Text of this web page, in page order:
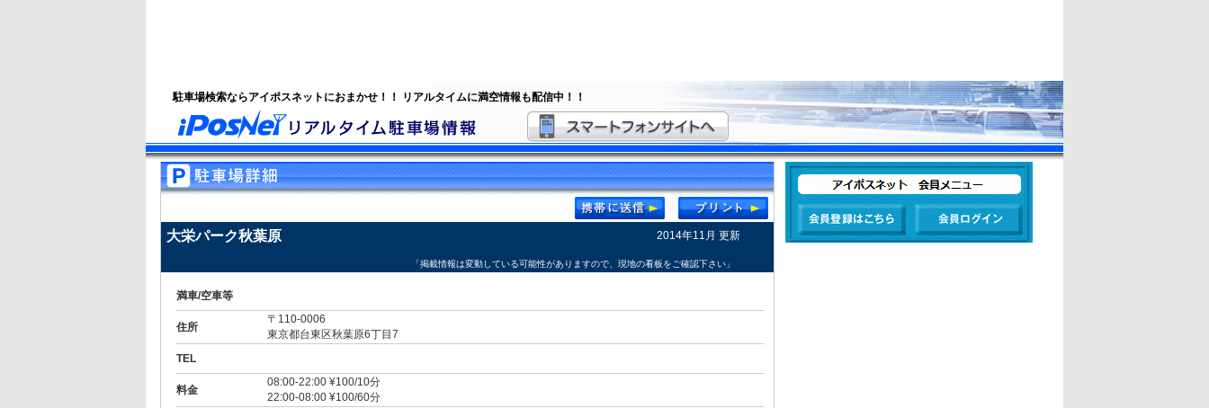
駐車場検索ならアイポスネットにおまかせ！！ リアルタイムに満空情報も配信中！！
大栄パーク秋葉原 2014年11月 更新
「掲載情報は変動している可能性がありますので、現地の看板をご確認下さい」
満車/空車等
住所
〒110-0006
東京都台東区秋葉原6丁目7
TEL
料金
08:00-22:00 ¥100/10分
22:00-08:00 ¥100/60分